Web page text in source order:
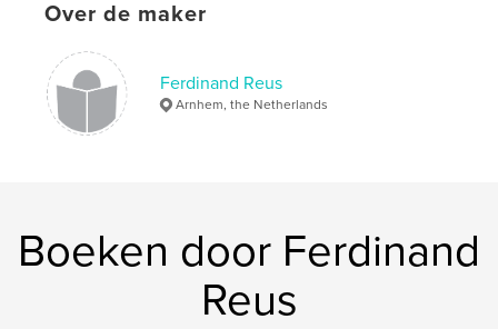
africa
Over de maker
Ferdinand Reus
Arnhem, the Netherlands
Boeken door Ferdinand
Reus